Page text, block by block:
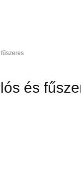
és